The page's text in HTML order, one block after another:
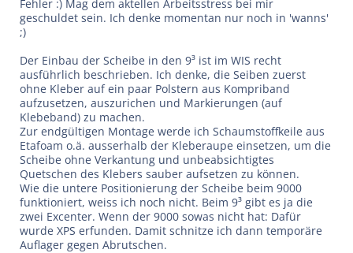
Fehler :) Mag dem aktellen Arbeitsstress bei mir
geschuldet sein. Ich denke momentan nur noch in 'wanns'
;)
Der Einbau der Scheibe in den 9³ ist im WIS recht
ausführlich beschrieben. Ich denke, die Seiben zuerst
ohne Kleber auf ein paar Polstern aus Kompriband
aufzusetzen, auszurichen und Markierungen (auf
Klebeband) zu machen.
Zur endgültigen Montage werde ich Schaumstoffkeile aus
Etafoam o.ä. ausserhalb der Kleberaupe einsetzen, um die
Scheibe ohne Verkantung und unbeabsichtigtes
Quetschen des Klebers sauber aufsetzen zu können.
Wie die untere Positionierung der Scheibe beim 9000
funktioniert, weiss ich noch nicht. Beim 9³ gibt es ja die
zwei Excenter. Wenn der 9000 sowas nicht hat: Dafür
wurde XPS erfunden. Damit schnitze ich dann temporäre
Auflager gegen Abrutschen.